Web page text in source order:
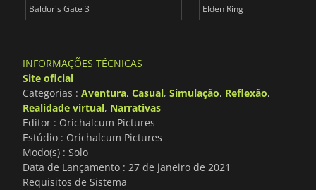
Baldur's Gate 3 Elden Ring
INFORMAÇÕES TÉCNICAS
Site oficial
Categorias : Aventura, Casual, Simulação, Reflexão,
Realidade virtual, Narrativas
Editor : Orichalcum Pictures
Estúdio : Orichalcum Pictures
Modo(s) : Solo
Data de Lançamento : 27 de janeiro de 2021
Requisitos de Sistema